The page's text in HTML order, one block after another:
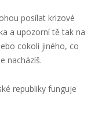
posílat krizové
a upozorní tě tak na
cokoli jiného, co
nacházíš.
republiky funguje